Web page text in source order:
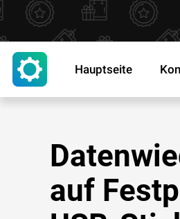
Hauptseite
auf